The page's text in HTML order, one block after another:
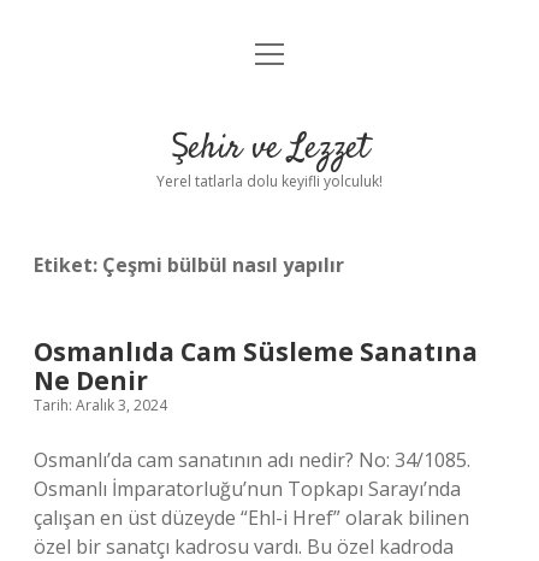
Anasayfa
Yasal Uyarı
menüyü
Şehir ve Lezzet
Yerel tatlarla dolu keyifli yolculuk!
Etiket: Çeşmi bülbül nasıl yapılır
Osmanlıda Cam Süsleme Sanatına
Ne Denir
Tarih: Aralık 3, 2024
Osmanlı’da cam sanatının adı nedir? No: 34/1085.
Osmanlı İmparatorluğu’nun Topkapı Sarayı’nda
çalışan en üst düzeyde “Ehl-i Href” olarak bilinen
özel bir sanatçı kadrosu vardı. Bu özel kadroda